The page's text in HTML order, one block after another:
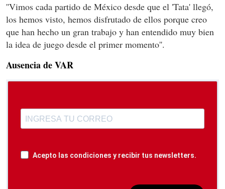
''Vimos cada partido de México desde que el 'Tata' llegó,
los hemos visto, hemos disfrutado de ellos porque creo
que han hecho un gran trabajo y han entendido muy bien
la idea de juego desde el primer momento''.
Ausencia de VAR
Acepto las condiciones y recibir tus newsletters.